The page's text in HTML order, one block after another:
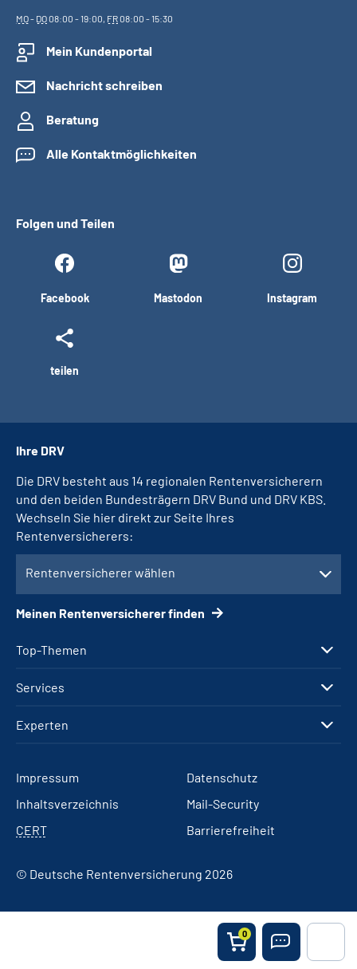
0
MO- DO08:00 - 19:00, FR08:00 - 15:30
Mein Kundenportal
Nachricht schreiben
Beratung
Alle Kontaktmöglichkeiten
Folgen und Teilen
Facebook Mastodon Instagram
teilen
Top-Themen
Services
Experten
Ihre DRV
Die DRV besteht aus 14 regionalen Rentenversicherern
und den beiden Bundesträgern DRV Bund und DRV KBS.
Wechseln Sie hier direkt zur Seite Ihres
Rentenversicherers:
Rentenversicherer wählen
Meinen Rentenversicherer finden
Impressum
Datenschutz
Inhaltsverzeichnis
Mail-Security
CERT
Barrierefreiheit
© Deutsche Rentenversicherung 2026